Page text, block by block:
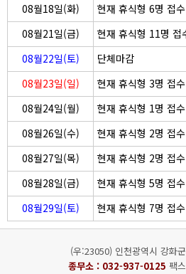
08월18일(화)
현재 휴식형 6명 접수
08월21일(금)
현재 휴식형 11명 접
08월22일(토)
단체마감
08월23일(일)
현재 휴식형 3명 접수
08월24일(월)
현재 휴식형 1명 접수
08월26일(수)
현재 휴식형 2명 접수
08월27일(목)
현재 휴식형 2명 접수
08월28일(금)
현재 휴식형 5명 접수
08월29일(토)
현재 휴식형 7명 접수
(우:23050) 인천광역시 강화
종무소 : 032-937-0125 팩